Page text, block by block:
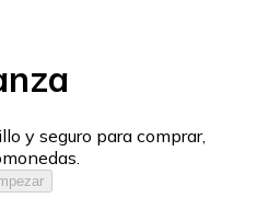
y seguro para comprar,